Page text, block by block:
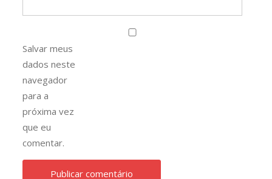
Salvar meus
dados neste
navegador
para a
próxima vez
que eu
comentar.